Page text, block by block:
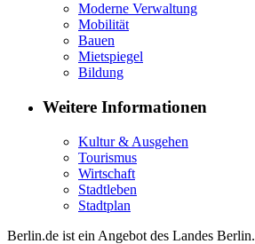
Moderne Verwaltung
Mobilität
Bauen
Mietspiegel
Bildung
Weitere Informationen
Kultur & Ausgehen
Tourismus
Wirtschaft
Stadtleben
Stadtplan
Berlin.de ist ein Angebot des Landes Berlin.